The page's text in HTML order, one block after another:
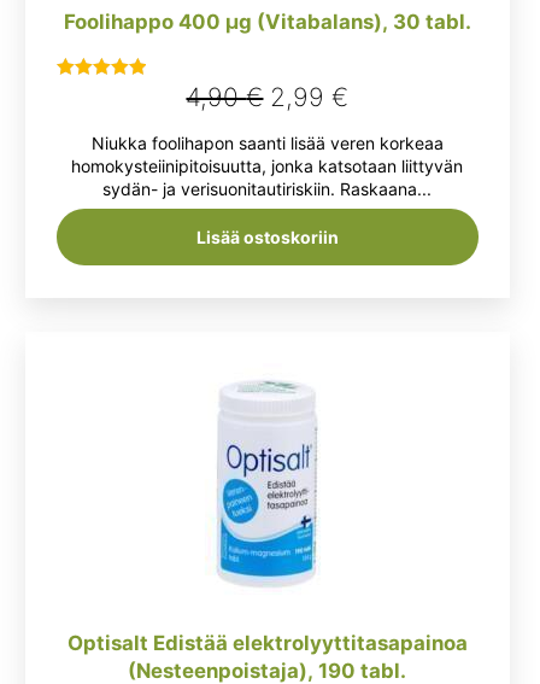
Foolihappo 400 µg (Vitabalans), 30 tabl.
5.00 / 5
4,90€ Alkuperäinen
hinta
oli:
4,90 €.
2,99€
hinta
on:
2,99 €.
Niukka foolihapon saanti lisää veren korkeaa
homokysteiinipitoisuutta, jonka katsotaan liittyvän
sydän- ja verisuonitautiriskiin. Raskaana...
Lisää ostoskoriin
Optisalt Edistää elektrolyyttitasapainoa
(Nesteenpoistaja), 190 tabl.